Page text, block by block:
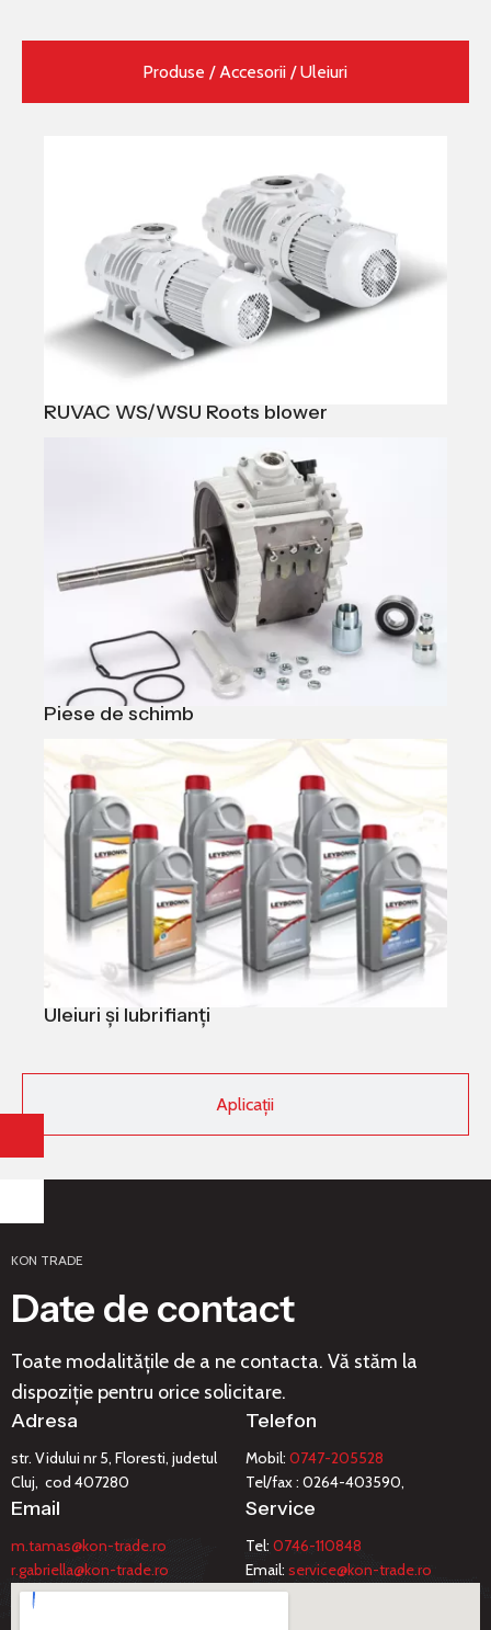
Produse / Accesorii / Uleiuri
Aplicații
RUVAC WS/WSU Roots blower
Piese de schimb
Uleiuri și lubrifianți
KON TRADE
Date de contact
Toate modalitățile de a ne contacta. Vă stăm la
dispoziție pentru orice solicitare.
Adresa
str. Vidului nr 5, Floresti, judetul
Cluj, cod 407280
Telefon
Mobil: 0747-205528
Tel/fax : 0264-403590,
Email
m.tamas@kon-trade.ro
r.gabriella@kon-trade.ro
Service
Tel: 0746-110848
Email: service@kon-trade.ro